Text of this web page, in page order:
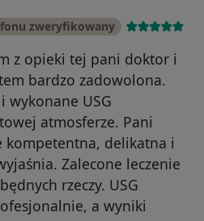
zweryfikowany
z opieki tej pani doktor i
bardzo zadowolona.
wykonane USG
atmosferze. Pani
kompetentna, delikatna i
Zalecone leczenie
rzeczy. USG
a wyniki